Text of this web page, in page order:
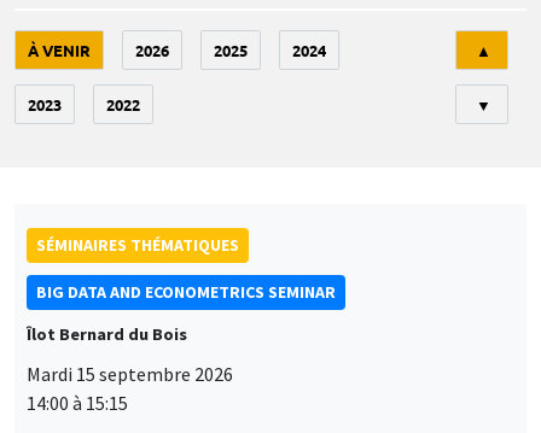
À VENIR 2026 2025 2024
2023 2022
▲
▼
SÉMINAIRES THÉMATIQUES
BIG DATA AND ECONOMETRICS SEMINAR
Îlot Bernard du Bois
Mardi 15 septembre 2026
14:00 à 15:15